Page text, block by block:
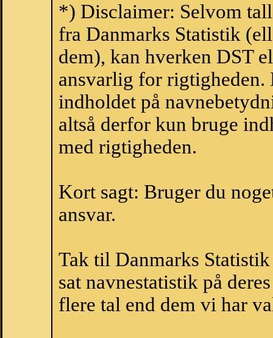
*) Disclaimer: Selvom
fra Danmarks Statistik
dem), kan hverken DST
ansvarlig for
indholdet på
altså derfor kun bruge
med rigtigheden.
Kort sagt: Bruger du
ansvar.
Tak til Danmarks
sat navnestatistik på
flere tal end dem vi har